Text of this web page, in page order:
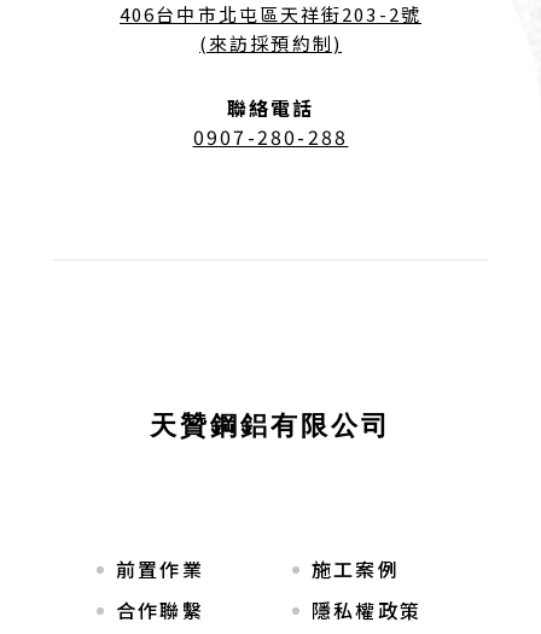
406台中市北屯區天祥街203-2號
(來訪採預約制)
聯絡電話
0907-280-288
天贊鋼鋁有限公司
前置作業
施工案例
合作聯繫
隱私權政策